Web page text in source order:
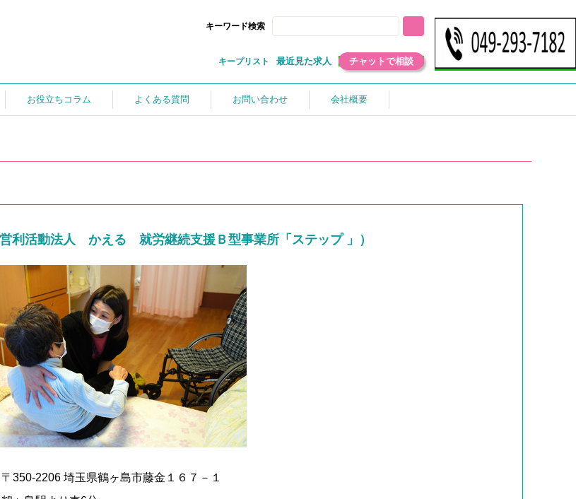
キーワード検索
キープリスト 最近見た求人 チャットで相談
お役立ちコラム よくある質問 お問い合わせ 会社概要
利活動法人 かえる 就労継続支援Ｂ型事業所「ステップ 」）
〒350-2206 埼玉県鶴ヶ島市藤金１６７－１